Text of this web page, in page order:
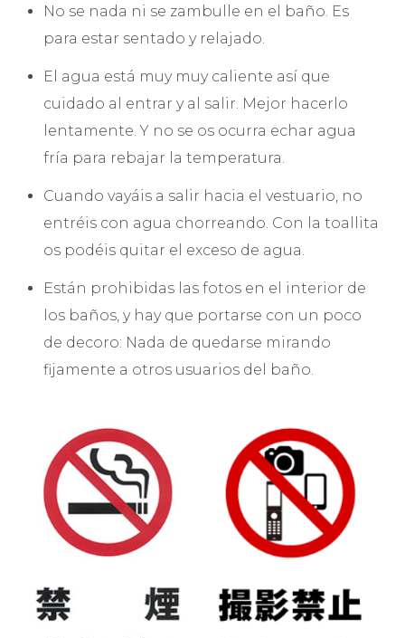
No se nada ni se zambulle en el baño. Es
para estar sentado y relajado.
El agua está muy muy caliente así que
cuidado al entrar y al salir. Mejor hacerlo
lentamente. Y no se os ocurra echar agua
fría para rebajar la temperatura.
Cuando vayáis a salir hacia el vestuario, no
entréis con agua chorreando. Con la toallita
os podéis quitar el exceso de agua.
Están prohibidas las fotos en el interior de
los baños, y hay que portarse con un poco
de decoro: Nada de quedarse mirando
fijamente a otros usuarios del baño.